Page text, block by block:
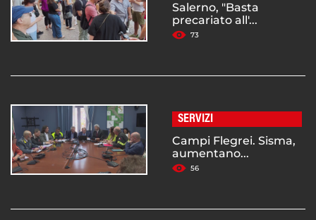
Salerno, "Basta
precariato all'...
73
SERVIZI
Campi Flegrei. Sisma,
aumentano...
56